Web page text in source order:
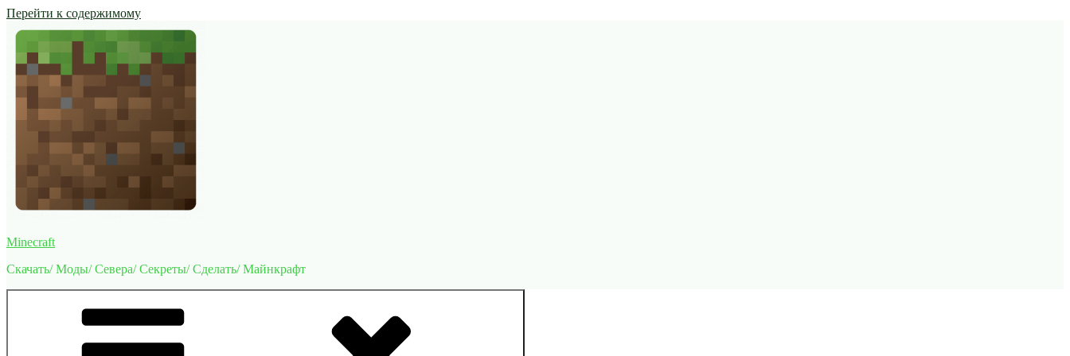
Перейти к содержимому
Minecraft
Скачать/ Моды/ Севера/ Секреты/ Сделать/ Майнкрафт